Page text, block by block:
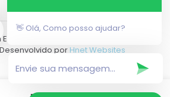
| Todos os direitos
por Hnet Websites
👋 Olá, Como posso ajudar?